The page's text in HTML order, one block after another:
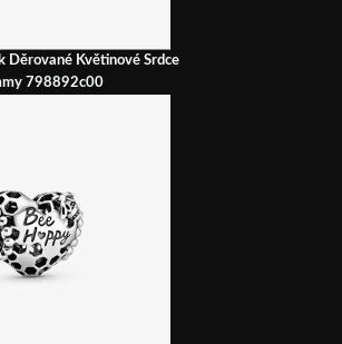
Děrované Květinové Srdce
798892c00